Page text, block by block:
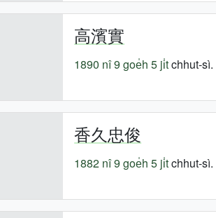
高濱實
1890 nî9 goe̍h 5 ji̍tchhut-sì.
香久忠俊
1882 nî9 goe̍h 5 ji̍tchhut-sì.